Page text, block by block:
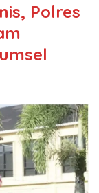
Polres